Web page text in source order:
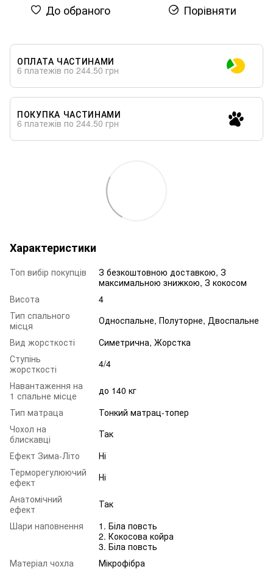
До обраного Порівняти
ОПЛАТА ЧАСТИНАМИ
6 платежів по 244.50 грн
ПОКУПКА ЧАСТИНАМИ
6 платежів по 244.50 грн
Характеристики
Топ вибір покупців
З безкоштовною доставкою, З
максимальною знижкою, З кокосом
Висота
4
Тип спального
місця
Односпальне, Полуторне, Двоспальне
Вид жорсткості
Симетрична, Жорстка
Ступінь
жорсткості
4/4
Навантаження на
1 спальне місце
до 140 кг
Тип матраца
Тонкий матрац-топер
Чохол на
блискавці
Так
Ефект Зима-Літо
Ні
Терморегулюючий
ефект
Ні
Анатомічний
ефект
Так
Шари наповнення
1. Біла повсть
2. Кокосова койра
3. Біла повсть
Матеріал чохла
Мікрофібра